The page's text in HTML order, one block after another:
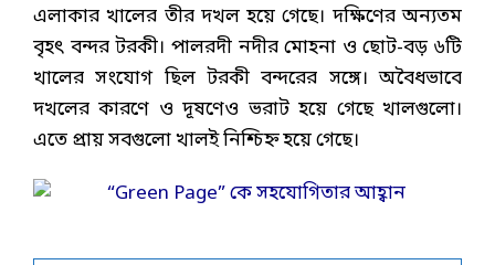
এলাকার খালের তীর দখল হয়ে গেছে। দক্ষিণের অন্যতম
বৃহৎ বন্দর টরকী। পালরদী নদীর মোহনা ও ছোট-বড় ৬টি
খালের সংযোগ ছিল টরকী বন্দরের সঙ্গে। অবৈধভাবে
দখলের কারণে ও দূষণেও ভরাট হয়ে গেছে খালগুলো।
এতে প্রায় সবগুলো খালই নিশ্চিহ্ন হয়ে গেছে।